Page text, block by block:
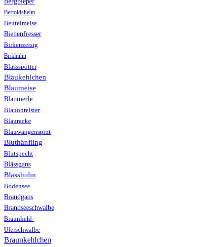
Bertoldsheim
Beutelmeise
Bienenfresser
Birkenzeisig
Birkhuhn
Blassspötter
Blaukehlchen
Blaumeise
Blaumerle
Blauohrelster
Blauracke
Blauwangenspint
Bluthänfling
Blutspecht
Blässgans
Blässhuhn
Bodensee
Brandgans
Brandseeschwalbe
Braunkehl-
Uferschwalbe
Braunkehlchen